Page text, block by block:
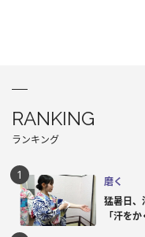
RANKING
ランキング
磨く
猛暑日
「汗を